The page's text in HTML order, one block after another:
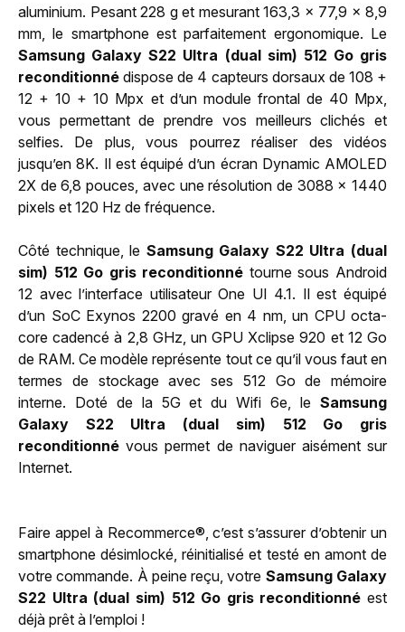
aluminium. Pesant 228 g et mesurant 163,3 x 77,9 x 8,9
mm, le smartphone est parfaitement ergonomique. Le
Samsung Galaxy S22 Ultra (dual sim) 512 Go gris
reconditionné dispose de 4 capteurs dorsaux de 108 +
12 + 10 + 10 Mpx et d’un module frontal de 40 Mpx,
vous permettant de prendre vos meilleurs clichés et
selfies. De plus, vous pourrez réaliser des vidéos
jusqu’en 8K. Il est équipé d’un écran Dynamic AMOLED
2X de 6,8 pouces, avec une résolution de 3088 x 1440
pixels et 120 Hz de fréquence.
Côté technique, le Samsung Galaxy S22 Ultra (dual
sim) 512 Go gris reconditionné tourne sous Android
12 avec l’interface utilisateur One UI 4.1. Il est équipé
d’un SoC Exynos 2200 gravé en 4 nm, un CPU octa-
core cadencé à 2,8 GHz, un GPU Xclipse 920 et 12 Go
de RAM. Ce modèle représente tout ce qu’il vous faut en
termes de stockage avec ses 512 Go de mémoire
interne. Doté de la 5G et du Wifi 6e, le Samsung
Galaxy S22 Ultra (dual sim) 512 Go gris
reconditionné vous permet de naviguer aisément sur
Internet.
Faire appel à Recommerce®, c’est s’assurer d’obtenir un
smartphone désimlocké, réinitialisé et testé en amont de
votre commande. À peine reçu, votre Samsung Galaxy
S22 Ultra (dual sim) 512 Go gris reconditionné est
déjà prêt à l’emploi !